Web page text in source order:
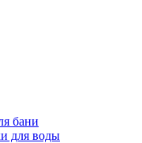
бани
для воды